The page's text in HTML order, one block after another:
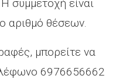
συμμετοχή είναι
αριθμό θέσεων.
μπορείτε να
6976656662